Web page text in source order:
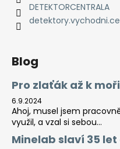
DETEKTORCENTRALA
Blog
Pro zlaťák až k moři
6.9.2024
Ahoj, musel jsem
využil, a vzal si sebou...
Minelab slaví 35